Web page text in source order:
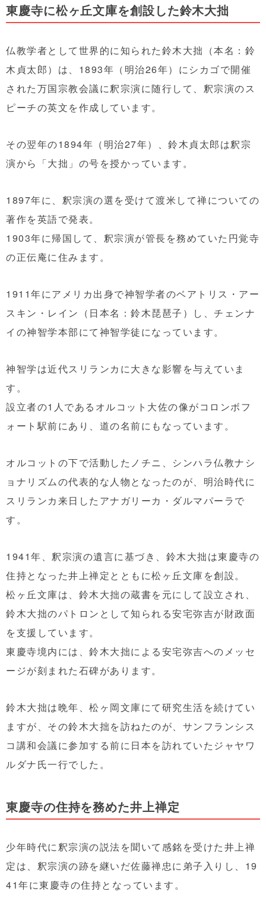
東慶寺に松ヶ丘文庫を創設した鈴木大拙
仏教学者として世界的に知られた鈴木大拙（本名：鈴
木貞太郎） は、1893年（明治26年）にシカゴで開催
された万国宗教会議に釈宗演に随行して、釈宗演のス
ピーチの英文を作成しています。
その翌年の1894年（明治27年）、鈴木貞太郎は釈宗
演から「大拙」の号を授かっています。
1897年に、釈宗演の選を受けて渡米して禅についての
著作を英語で発表。
1903年に帰国して、釈宗演が管長を務めていた円覚寺
の正伝庵に住みます。
1911年にアメリカ出身で神智学者のベアトリス・アー
スキン・レイン（日本名：鈴木琵琶子）し、チェンナ
イの神智学本部にて神智学徒になっています。
神智学は近代スリランカに大きな影響を与えていま
す。
設立者の1人であるオルコット大佐の像がコロンボフ
ォート駅前にあり、道の名前にもなっています。
オルコットの下で活動したノチニ、シンハラ仏教ナシ
ョナリズムの代表的な人物となったのが、明治時代に
スリランカ来日したアナガリーカ・ダルマパーラで
す。
1941年、釈宗演の遺言に基づき、鈴木大拙は東慶寺の
住持となった井上禅定とともに松ヶ丘文庫を創設。
松ヶ丘文庫は、鈴木大拙の蔵書を元にして設立され、
鈴木大拙のパトロンとして知られる安宅弥吉が財政面
を支援しています。
東慶寺境内には、鈴木大拙による安宅弥吉へのメッセ
ージが刻まれた石碑があります。
鈴木大拙は晩年、松ヶ岡文庫にて研究生活を続けてい
ますが、その鈴木大拙を訪ねたのが、サンフランシス
コ講和会議に参加する前に日本を訪れていたジャヤワ
ルダナ氏一行でした。
東慶寺の住持を務めた井上禅定
少年時代に釈宗演の説法を聞いて感銘を受けた井上禅
定は、釈宗演の跡を継いだ佐藤禅忠に弟子入りし、19
41年に東慶寺の住持となっています。